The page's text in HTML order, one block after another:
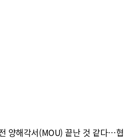
양해각서(MOU) 끝난 것 같다…